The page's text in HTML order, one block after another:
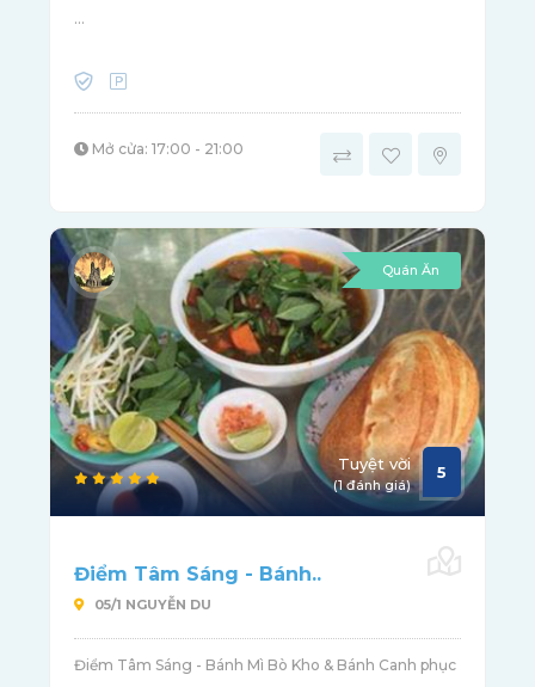
...
Mở cửa: 17:00 - 21:00
Quán Ăn
Tuyệt vời
(1 đánh giá)
5
Điểm Tâm Sáng - Bánh..
05/1 NGUYỄN DU
Điểm Tâm Sáng - Bánh Mì Bò Kho & Bánh Canh phục